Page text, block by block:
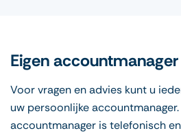
Eigen accountmanager
Voor vragen en advies kunt u
uw persoonlijke
accountmanager is telefonisch